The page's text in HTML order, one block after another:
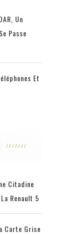
Un
Passe
Et
Citadine
Renault 5
Carte Grise